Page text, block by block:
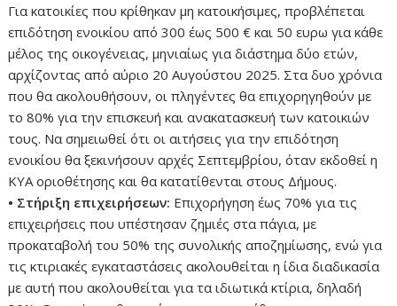
Για κατοικίες που κρίθηκαν μη κατοικήσιμες, προβλέπεται
επιδότηση ενοικίου από 300 έως 500 € και 50 ευρω για κάθε
μέλος της οικογένειας, μηνιαίως για διάστημα δύο ετών,
αρχίζοντας από αύριο 20 Αυγούστου 2025. Στα δυο χρόνια
που θα ακολουθήσουν, οι πληγέντες θα επιχορηγηθούν με
το 80% για την επισκευή και ανακατασκευή των κατοικιών
τους. Να σημειωθεί ότι οι αιτήσεις για την επιδότηση
ενοικίου θα ξεκινήσουν αρχές Σεπτεμβρίου, όταν εκδοθεί η
ΚΥΑ οριοθέτησης και θα κατατίθενται στους Δήμους.
• Στήριξη επιχειρήσεων: Επιχορήγηση έως 70% για τις
επιχειρήσεις που υπέστησαν ζημιές στα πάγια, με
προκαταβολή του 50% της συνολικής αποζημίωσης, ενώ για
τις κτιριακές εγκαταστάσεις ακολουθείται η ίδια διαδικασία
με αυτή που ακολουθείται για τα ιδιωτικά κτίρια, δηλαδή